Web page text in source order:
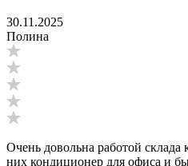
30.11.2025
Полина
Очень довольна работой склада
них кондиционер для офиса и